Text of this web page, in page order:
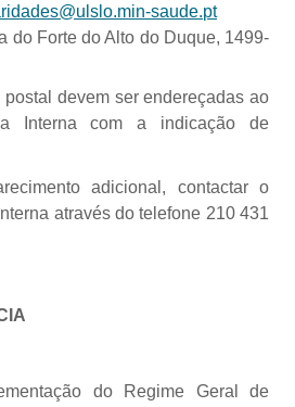
saude.pt
do Forte do Alto do Duque, 1499-
devem ser endereçadas ao
Interna com a indicação de
adicional, contactar o
através do telefone 210 431
do Regime Geral de